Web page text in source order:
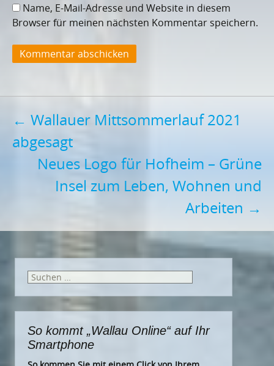
Name, E-Mail-Adresse und Website in diesem
Browser für meinen nächsten Kommentar speichern.
Post
navigation
← Wallauer Mittsommerlauf 2021
abgesagt
Neues Logo für Hofheim – Grüne
Insel zum Leben, Wohnen und
Arbeiten →
Suchen
So kommt „Wallau Online“ auf Ihr
Smartphone